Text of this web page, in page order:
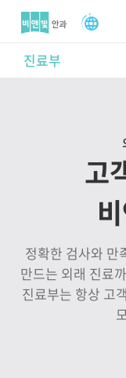
진료부
고
정확한 검사와 만
만드는 외래 진료
진료부는 항상 고